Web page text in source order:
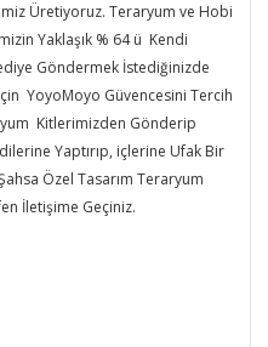
Üretiyoruz. Teraryum ve Hobi
Yaklaşık % 64 ü Kendi
Göndermek İstediğinizde
YoyoMoyo Güvencesini Tercih
Kitlerimizden Gönderip
Yaptırıp, içlerine Ufak Bir
Özel Tasarım Teraryum
İletişime Geçiniz.